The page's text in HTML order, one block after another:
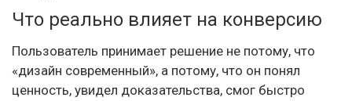
Что реально влияет на конверсию
Пользователь принимает решение не потому, что
«дизайн современный», а потому, что он понял
ценность, увидел доказательства, смог быстро